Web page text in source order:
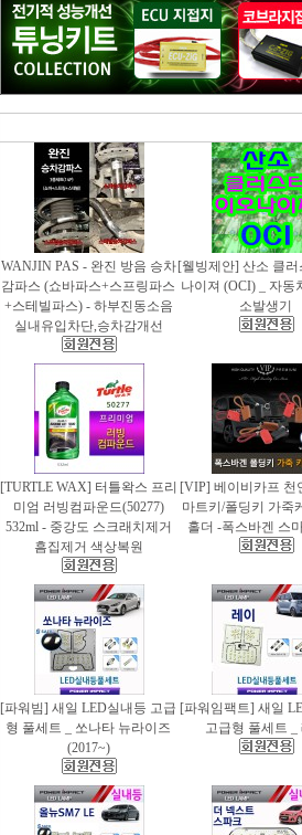
WANJIN PAS - 완진 방음 승차
감파스 (쇼바파스+스프링파스
+스테빌파스) - 하부진동소음
실내유입차단,승차감개선
[웰빙제안] 산소 클
나이져 (OCI) _ 자동
소발생기
[TURTLE WAX] 터틀왁스 프리
미엄 러빙컴파운드(50277)
532ml - 중강도 스크래치제거
흠집제거 색상복원
[VIP] 베이비카프 천
마트키/폴딩키 가죽
홀더 -폭스바겐 스
[파워빔] 새일 LED실내등 고급
형 풀세트 _ 쏘나타 뉴라이즈
(2017~)
[파워임팩트] 새일
고급형 풀세트 _